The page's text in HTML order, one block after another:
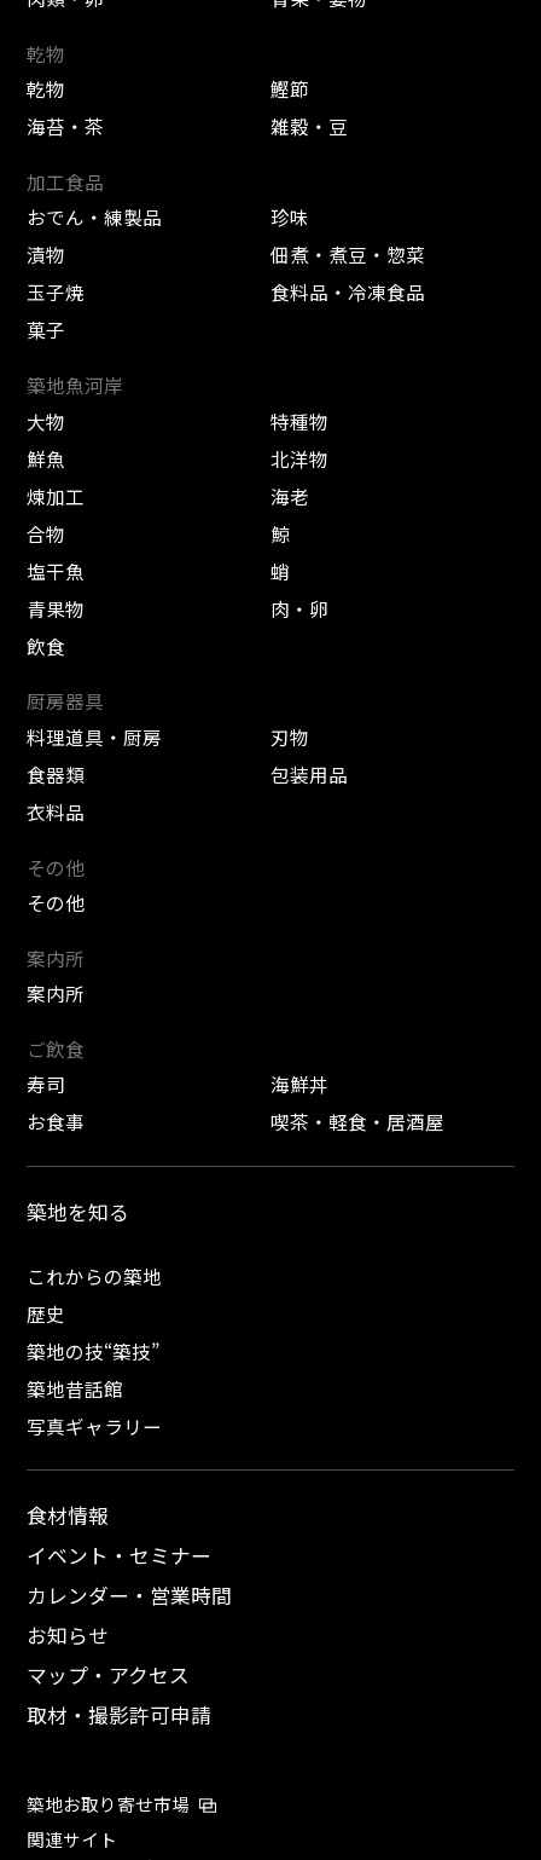
乾物
乾物
鰹節
海苔・茶
雑穀・豆
加工食品
おでん・練製品
珍味
漬物
佃煮・煮豆・惣菜
玉子焼
食料品・冷凍食品
菓子
築地魚河岸
大物
特種物
鮮魚
北洋物
煉加工
海老
合物
鯨
塩干魚
蛸
青果物
肉・卵
飲食
厨房器具
料理道具・厨房
刃物
食器類
包装用品
衣料品
その他
その他
案内所
案内所
ご飲食
寿司
海鮮丼
お食事
喫茶・軽食・居酒屋
築地を知る
これからの築地
歴史
築地の技“築技”
築地昔話館
写真ギャラリー
食材情報
イベント・セミナー
カレンダー・営業時間
お知らせ
マップ・アクセス
取材・撮影許可申請
築地お取り寄せ市場
関連サイト